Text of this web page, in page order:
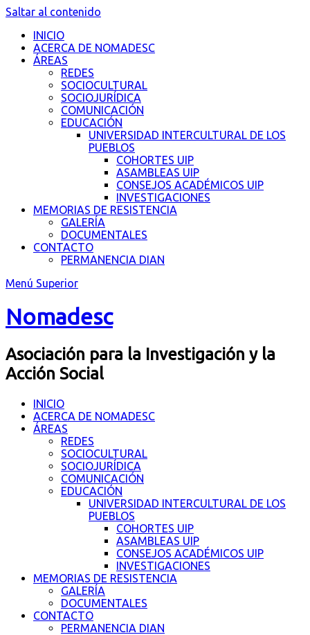
Saltar al contenido
INICIO
ACERCA DE NOMADESC
ÁREAS
REDES
SOCIOCULTURAL
SOCIOJURÍDICA
COMUNICACIÓN
EDUCACIÓN
UNIVERSIDAD INTERCULTURAL DE LOS
PUEBLOS
COHORTES UIP
ASAMBLEAS UIP
CONSEJOS ACADÉMICOS UIP
INVESTIGACIONES
MEMORIAS DE RESISTENCIA
GALERÍA
DOCUMENTALES
CONTACTO
PERMANENCIA DIAN
Menú Superior
Nomadesc
Asociación para la Investigación y la
Acción Social
INICIO
ACERCA DE NOMADESC
ÁREAS
REDES
SOCIOCULTURAL
SOCIOJURÍDICA
COMUNICACIÓN
EDUCACIÓN
UNIVERSIDAD INTERCULTURAL DE LOS
PUEBLOS
COHORTES UIP
ASAMBLEAS UIP
CONSEJOS ACADÉMICOS UIP
INVESTIGACIONES
MEMORIAS DE RESISTENCIA
GALERÍA
DOCUMENTALES
CONTACTO
PERMANENCIA DIAN